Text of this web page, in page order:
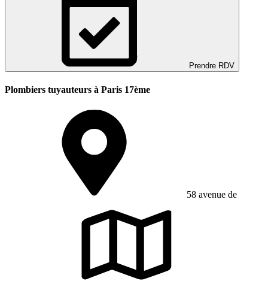
Prendre RDV
Plombiers tuyauteurs à Paris 17ème
58 avenue de